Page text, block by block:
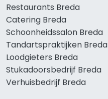
Restaurants Breda
Catering Breda
Schoonheidssalon Breda
Tandartspraktijken Breda
Loodgieters Breda
Stukadoorsbedrijf Breda
Verhuisbedrijf Breda